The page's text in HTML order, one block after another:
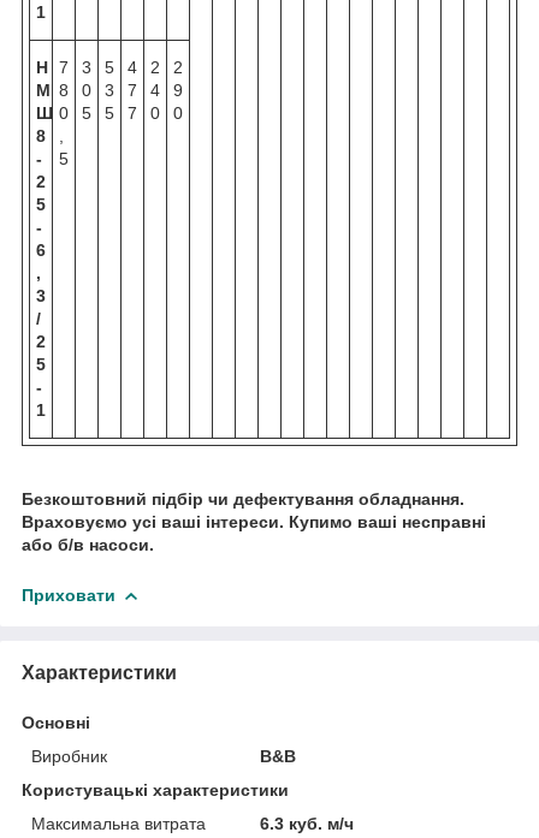
1
Н
М
Ш
8
-
2
5
-
6
,
3
/
2
5
-
1
7
8
0
5
3
0
5
5
3
5
4
7
7
2
4
0
2
9
0
Безкоштовний підбір чи дефектування обладнання.
Враховуємо усі ваші інтереси. Купимо ваші несправні
або б/в насоси.
Приховати
Характеристики
Основні
Виробник
B&B
Користувацькi характеристики
Максимальна витрата
6.3 куб. м/ч